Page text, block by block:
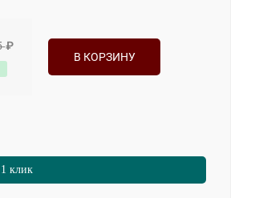
₽
В КОРЗИНУ
клик